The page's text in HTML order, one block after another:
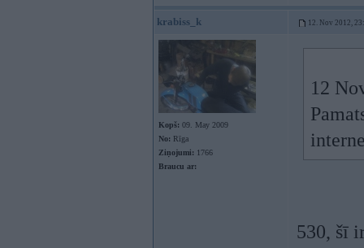
krabiss_k 12. Nov 2012,
Kopš: 09. May 2009
No: Rīga
Ziņojumi: 1766
Braucu ar:
12
530, šī